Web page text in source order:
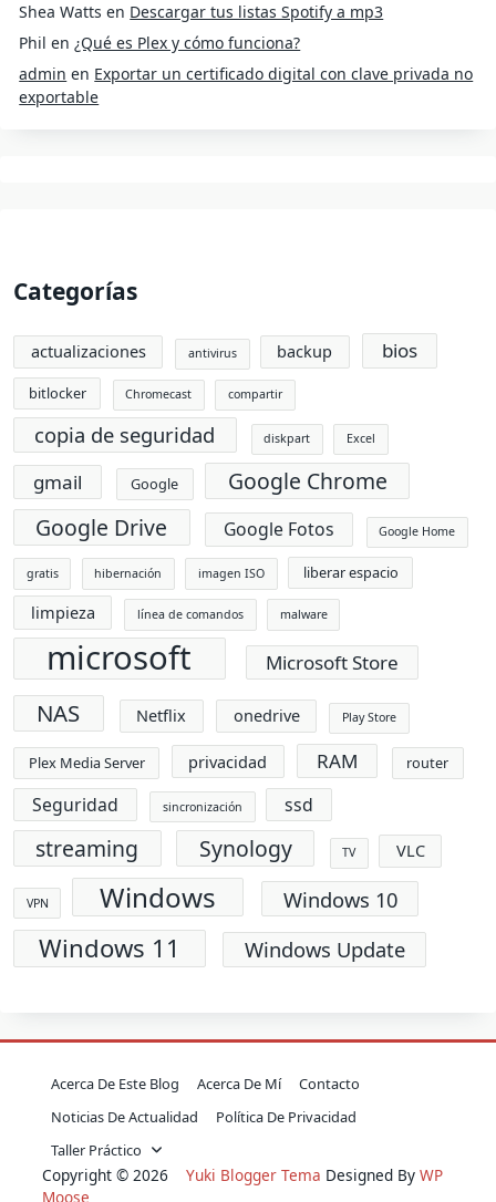
Shea Watts en Descargar tus listas Spotify a mp3
Phil en¿Qué es Plex y cómo funciona?
admin en Exportar un certificado digital con clave privada no
exportable
Categorías
actualizaciones antivirus backup bios
bitlocker Chromecast compartir
copia de seguridad diskpart Excel
gmail Google
Google Chrome
Google Drive
Google Fotos Google Home
gratis hibernación imagen ISO liberar espacio
limpieza línea de comandos malware
microsoft Microsoft Store
NAS Netflix onedrive Play Store
Plex Media Server privacidad RAM router
Seguridad sincronización ssd
streaming Synology TV VLC
VPN Windows Windows 10
Windows 11 Windows Update
Acerca De Este Blog Acerca De Mí
Contacto
Noticias De Actualidad
Política De Privacidad
Taller Práctico
Copyright © 2026 Yuki Blogger Tema Designed By WP
Moose